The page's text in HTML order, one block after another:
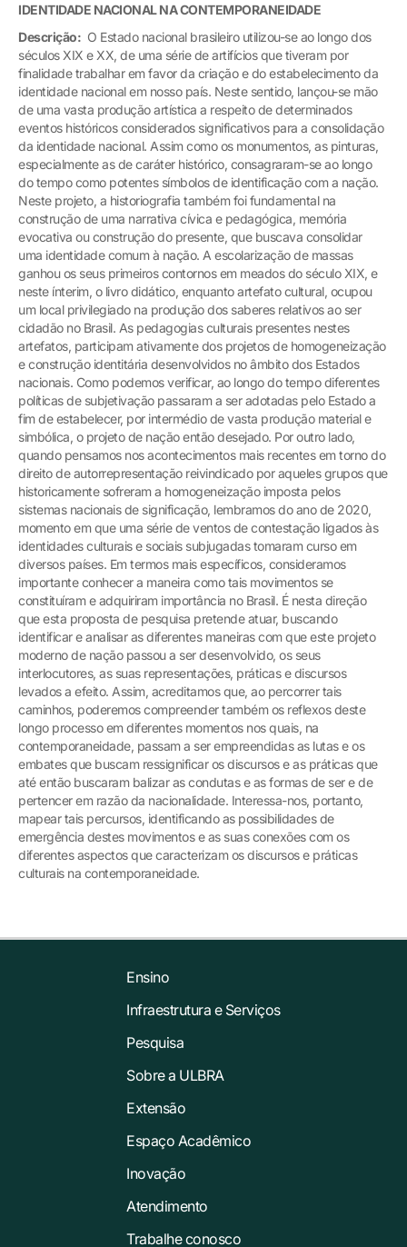
IDENTIDADE NACIONAL NA CONTEMPORANEIDADE
Descrição: O Estado nacional brasileiro utilizou-se ao longo dos
séculos XIX e XX, de uma série de artifícios que tiveram por
finalidade trabalhar em favor da criação e do estabelecimento da
identidade nacional em nosso país. Neste sentido, lançou-se mão
de uma vasta produção artística a respeito de determinados
eventos históricos considerados significativos para a consolidação
da identidade nacional. Assim como os monumentos, as pinturas,
especialmente as de caráter histórico, consagraram-se ao longo
do tempo como potentes símbolos de identificação com a nação.
Neste projeto, a historiografia também foi fundamental na
construção de uma narrativa cívica e pedagógica, memória
evocativa ou construção do presente, que buscava consolidar
uma identidade comum à nação. A escolarização de massas
ganhou os seus primeiros contornos em meados do século XIX, e
neste ínterim, o livro didático, enquanto artefato cultural, ocupou
um local privilegiado na produção dos saberes relativos ao ser
cidadão no Brasil. As pedagogias culturais presentes nestes
artefatos, participam ativamente dos projetos de homogeneização
e construção identitária desenvolvidos no âmbito dos Estados
nacionais. Como podemos verificar, ao longo do tempo diferentes
políticas de subjetivação passaram a ser adotadas pelo Estado a
fim de estabelecer, por intermédio de vasta produção material e
simbólica, o projeto de nação então desejado. Por outro lado,
quando pensamos nos acontecimentos mais recentes em torno do
direito de autorrepresentação reivindicado por aqueles grupos que
historicamente sofreram a homogeneização imposta pelos
sistemas nacionais de significação, lembramos do ano de 2020,
momento em que uma série de ventos de contestação ligados às
identidades culturais e sociais subjugadas tomaram curso em
diversos países. Em termos mais específicos, consideramos
importante conhecer a maneira como tais movimentos se
constituíram e adquiriram importância no Brasil. É nesta direção
que esta proposta de pesquisa pretende atuar, buscando
identificar e analisar as diferentes maneiras com que este projeto
moderno de nação passou a ser desenvolvido, os seus
interlocutores, as suas representações, práticas e discursos
levados a efeito. Assim, acreditamos que, ao percorrer tais
caminhos, poderemos compreender também os reflexos deste
longo processo em diferentes momentos nos quais, na
contemporaneidade, passam a ser empreendidas as lutas e os
embates que buscam ressignificar os discursos e as práticas que
até então buscaram balizar as condutas e as formas de ser e de
pertencer em razão da nacionalidade. Interessa-nos, portanto,
mapear tais percursos, identificando as possibilidades de
emergência destes movimentos e as suas conexões com os
diferentes aspectos que caracterizam os discursos e práticas
culturais na contemporaneidade.
Ensino
Infraestrutura e Serviços
Pesquisa
Sobre a ULBRA
Extensão
Espaço Acadêmico
Inovação
Atendimento
Trabalhe conosco